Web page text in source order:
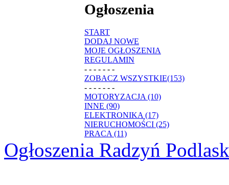
Ogłoszenia
START
DODAJ NOWE
MOJE OGŁOSZENIA
REGULAMIN
- - - - - - -
ZOBACZ WSZYSTKIE(153)
- - - - - - -
MOTORYZACJA (10)
INNE (90)
ELEKTRONIKA (17)
NIERUCHOMOŚCI (25)
PRACA (11)
Ogłoszenia Radzyń